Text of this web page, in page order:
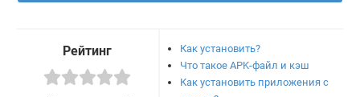
Рейтинг
Как установить?
Что такое APK-файл и кэш
Как установить приложения с